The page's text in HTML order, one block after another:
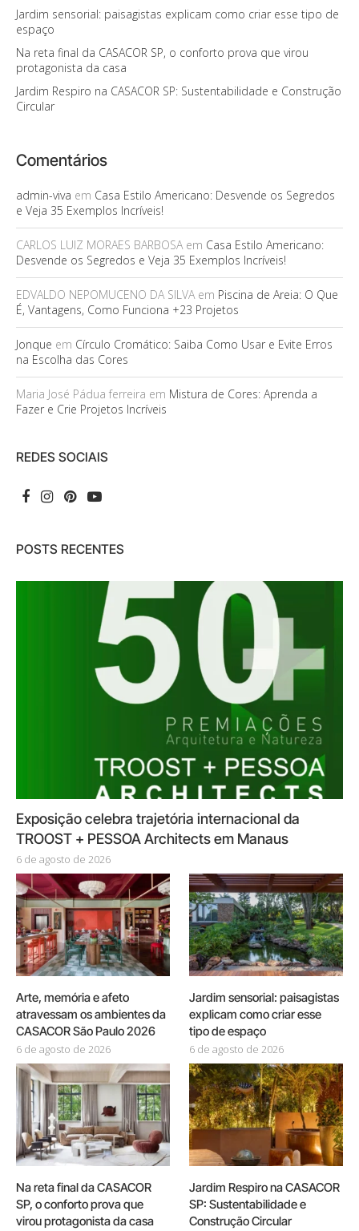
Jardim sensorial: paisagistas explicam como criar esse tipo de
espaço
Na reta final da CASACOR SP, o conforto prova que virou
protagonista da casa
Jardim Respiro na CASACOR SP: Sustentabilidade e Construção
Circular
Comentários
admin-viva em Casa Estilo Americano: Desvende os Segredos
e Veja 35 Exemplos Incríveis!
CARLOS LUIZ MORAES BARBOSAem Casa Estilo Americano:
Desvende os Segredos e Veja 35 Exemplos Incríveis!
EDVALDO NEPOMUCENO DA SILVAem Piscina de Areia: O Que
É, Vantagens, Como Funciona +23 Projetos
Jonque em Círculo Cromático: Saiba Como Usar e Evite Erros
na Escolha das Cores
Maria José Pádua ferreira em Mistura de Cores: Aprenda a
Fazer e Crie Projetos Incríveis
REDES SOCIAIS
POSTS RECENTES
Exposição celebra trajetória internacional da
TROOST + PESSOA Architects em Manaus
6 de agosto de 2026
Arte, memória e afeto
atravessam os ambientes da
CASACOR São Paulo 2026
6 de agosto de 2026
Jardim sensorial: paisagistas
explicam como criar esse
tipo de espaço
6 de agosto de 2026
Na reta final da CASACOR
SP, o conforto prova que
virou protagonista da casa
Jardim Respiro na CASACOR
SP: Sustentabilidade e
Construção Circular